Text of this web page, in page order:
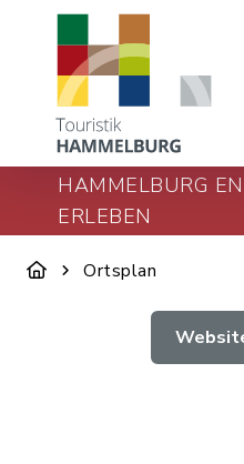
HAMMELBURG
ERLEBEN
Ortsplan